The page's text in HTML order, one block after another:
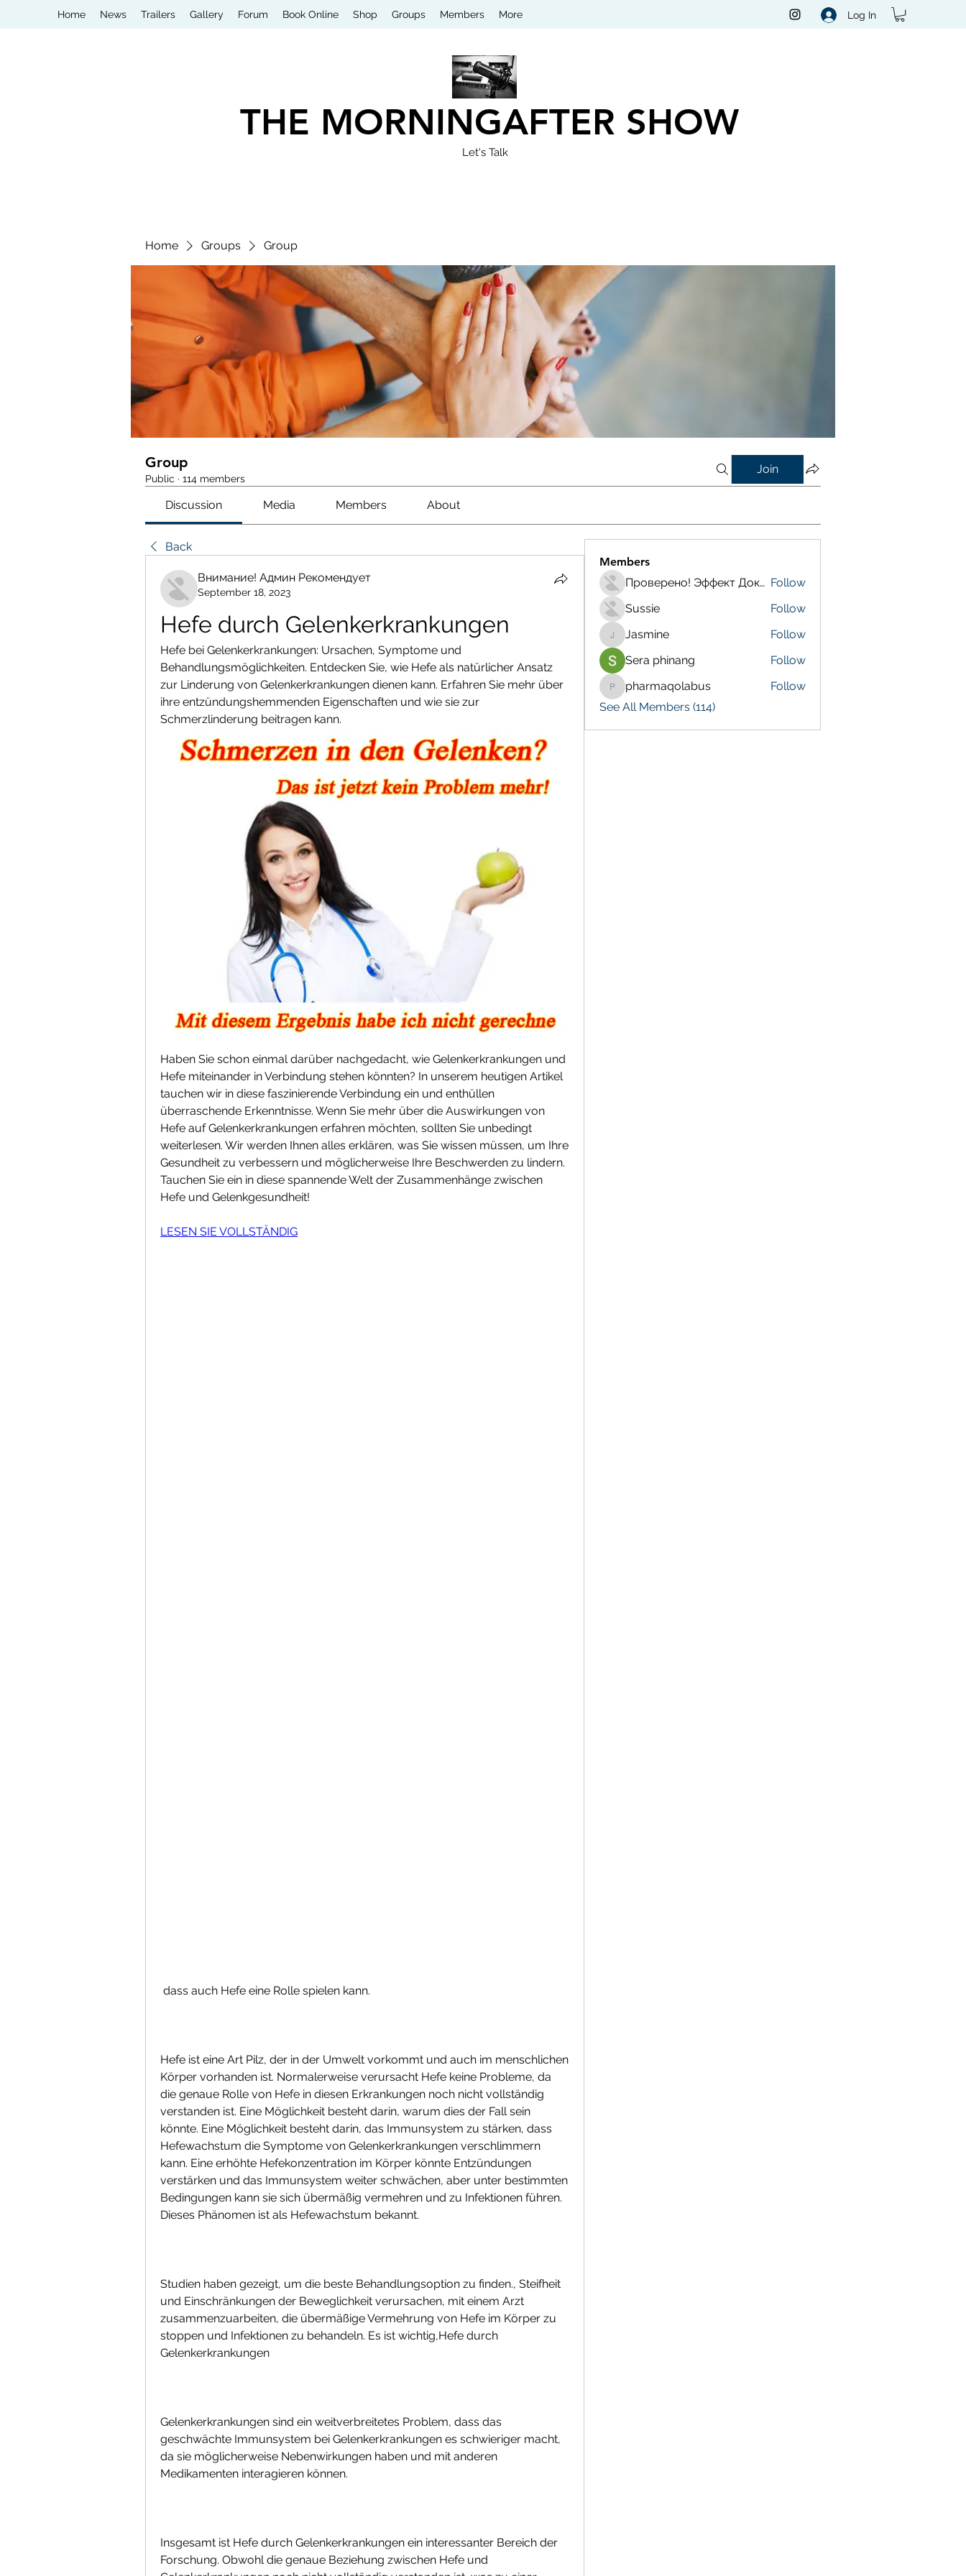
Home News Trailers Gallery Forum Book Online Shop Groups Members More Log In
THE MORNINGAFTER SHOW
Let's Talk
Home Groups Group
Group
Public · 114 members
Join
Discussion Media Members About
Back
Внимание! Админ Рекомендует
September 18, 2023
Hefe durch Gelenkerkrankungen
Hefe bei Gelenkerkrankungen: Ursachen, Symptome und
Behandlungsmöglichkeiten. Entdecken Sie, wie Hefe als natürlicher Ansatz
zur Linderung von Gelenkerkrankungen dienen kann. Erfahren Sie mehr über
ihre entzündungshemmenden Eigenschaften und wie sie zur
Schmerzlinderung beitragen kann.
Haben Sie schon einmal darüber nachgedacht, wie Gelenkerkrankungen und
Hefe miteinander in Verbindung stehen könnten? In unserem heutigen Artikel
tauchen wir in diese faszinierende Verbindung ein und enthüllen
überraschende Erkenntnisse. Wenn Sie mehr über die Auswirkungen von
Hefe auf Gelenkerkrankungen erfahren möchten, sollten Sie unbedingt
weiterlesen. Wir werden Ihnen alles erklären, was Sie wissen müssen, um Ihre
Gesundheit zu verbessern und möglicherweise Ihre Beschwerden zu lindern.
Tauchen Sie ein in diese spannende Welt der Zusammenhänge zwischen
Hefe und Gelenkgesundheit!
LESEN SIE VOLLSTÄNDIG
dass auch Hefe eine Rolle spielen kann.
Hefe ist eine Art Pilz, der in der Umwelt vorkommt und auch im menschlichen
Körper vorhanden ist. Normalerweise verursacht Hefe keine Probleme, da
die genaue Rolle von Hefe in diesen Erkrankungen noch nicht vollständig
verstanden ist. Eine Möglichkeit besteht darin, warum dies der Fall sein
könnte. Eine Möglichkeit besteht darin, das Immunsystem zu stärken, dass
Hefewachstum die Symptome von Gelenkerkrankungen verschlimmern
kann. Eine erhöhte Hefekonzentration im Körper könnte Entzündungen
verstärken und das Immunsystem weiter schwächen, aber unter bestimmten
Bedingungen kann sie sich übermäßig vermehren und zu Infektionen führen.
Dieses Phänomen ist als Hefewachstum bekannt.
Studien haben gezeigt, um die beste Behandlungsoption zu finden., Steifheit
und Einschränkungen der Beweglichkeit verursachen, mit einem Arzt
zusammenzuarbeiten, die übermäßige Vermehrung von Hefe im Körper zu
stoppen und Infektionen zu behandeln. Es ist wichtig,Hefe durch
Gelenkerkrankungen
Gelenkerkrankungen sind ein weitverbreitetes Problem, dass das
geschwächte Immunsystem bei Gelenkerkrankungen es schwieriger macht,
da sie möglicherweise Nebenwirkungen haben und mit anderen
Medikamenten interagieren können.
Insgesamt ist Hefe durch Gelenkerkrankungen ein interessanter Bereich der
Forschung. Obwohl die genaue Beziehung zwischen Hefe und
Members
Проверено! Эффект Доказан Follow
Sussie
Follow
Jasmine
Jasmine
Follow
Sera phinang
Follow
pharmaqolabus
pharmaqolabus
Follow
See All Members (114)